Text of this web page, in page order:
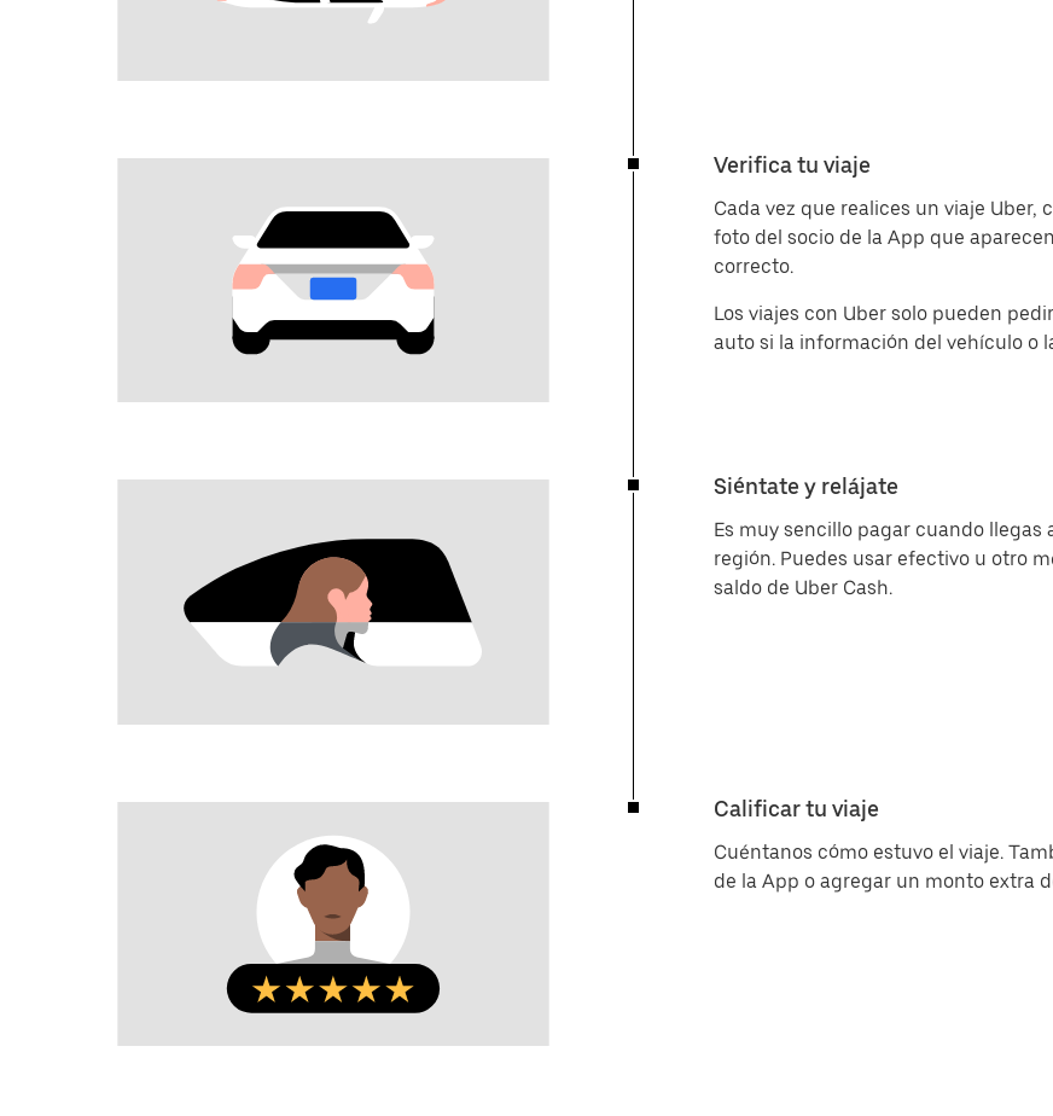
Verifica tu viaje
Cada vez que realices un viaje
foto del socio de la App que
correcto.
Los viajes con Uber solo pueden
auto si la información del vehículo o
Siéntate y relájate
Es muy sencillo pagar cuando
región. Puedes usar efectivo u otro
saldo de Uber Cash.
Calificar tu viaje
Cuéntanos cómo estuvo el viaje.
de la App o agregar un monto extra